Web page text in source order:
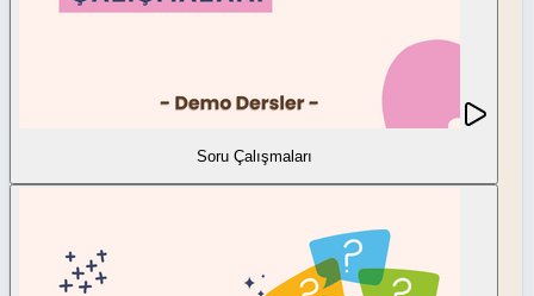
Soru Çalışmaları